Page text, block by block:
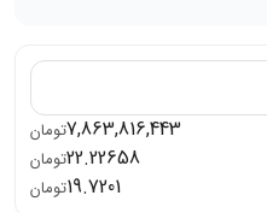
7,863,816,443تومان
22.22658تومان
19.7201تومان